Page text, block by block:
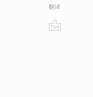
翻译